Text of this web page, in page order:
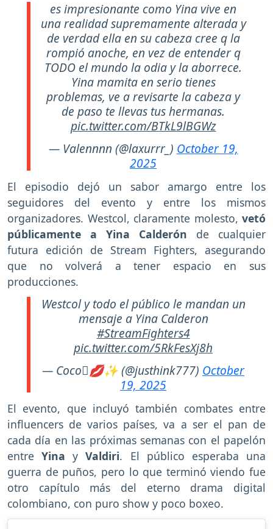
es impresionante como Yina vive en
una realidad supremamente alterada y
de verdad ella en su cabeza cree q la
rompió anoche, en vez de entender q
TODO el mundo la odia y la aborrece.
Yina mamita en serio tienes
problemas, ve a revisarte la cabeza y
de paso te llevas tus hermanas.
pic.twitter.com/BTkL9lBGWz
— Valennnn (@laxurrr_) October 19,
2025
El episodio dejó un sabor amargo entre los
seguidores del evento y entre los mismos
organizadores. Westcol, claramente molesto, vetó
públicamente a Yina Calderón de cualquier
futura edición de Stream Fighters, asegurando
que no volverá a tener espacio en sus
producciones.
Westcol y todo el público le mandan un
mensaje a Yina Calderon
#StreamFighters4
pic.twitter.com/5RkFesXj8h
— Coco🫟💋✨ (@justhink777) October
19, 2025
El evento, que incluyó también combates entre
influencers de varios países, va a ser el pan de
cada día en las próximas semanas con el papelón
entre Yinay Valdiri. El público esperaba una
guerra de puños, pero lo que terminó viendo fue
otro capítulo más del eterno drama digital
colombiano, con puro show y poco boxeo.